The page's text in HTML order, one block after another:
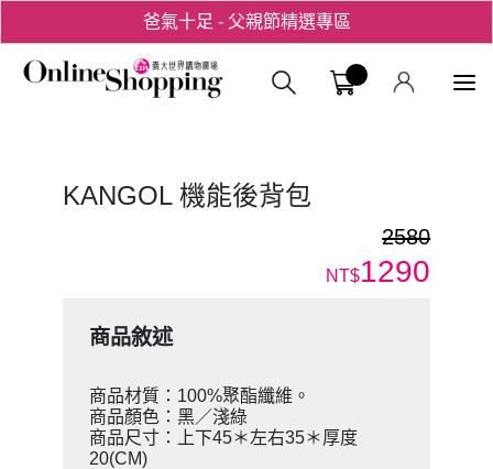
爸氣十足 - 父親節精選專區
用心愛你！七夕星選禮遇！義大購物
KANGOL 機能後背包
2580
NT$1290
商品敘述
商品材質：100%聚酯纖維。
商品顏色：黑／淺綠
商品尺寸：上下45＊左右35＊厚度
20(CM)